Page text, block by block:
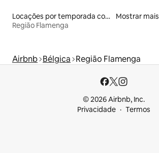
Locações por temporada com piscina
Região Flamenga
Mostrar mais
Airbnb Bélgica Região Flamenga
© 2026 Airbnb, Inc.
Privacidade
Termos